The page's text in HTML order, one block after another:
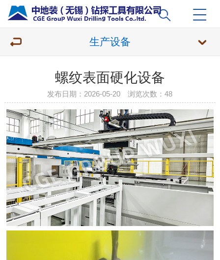
生产设备
螺纹表面硬化设备
发布日期：2026-05-20 浏览次数：48